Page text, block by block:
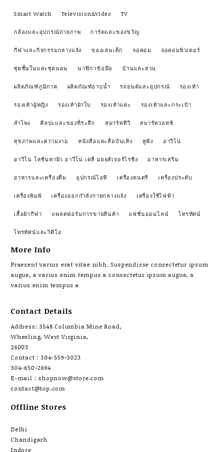
Smart Watch Television&Video TV
กล้องและอุปกรณ์ถ่ายภาพ การ์ดและของขวัญ
กีฬาและกิจกรรมกลางแจ้ง ของเล่นเด็ก จอคอม จอคอมพิวเตอร์
ชุดชั้นในและชุดนอน นาฬิกาข้อมือ บ้านและสวน
ผลิตภัณฑ์ภูมิภาค ผลิตภัณฑ์อาบน้ำ รถยนต์และอุปกรณ์ รองเท้า
รองเท้าผู้หญิง รองเท้าผ้าใบ รองเท้าแตะ รองเท้าและกระเป๋า
ลำโพง ศิลปะและของที่ระลึก สมาร์ททีวี สมาร์ทวอทช์
สุขภาพและความงาม หนังสือและสื่อบันเทิง หูฟัง อาวีโน่
อาวีโน่ โลชั่นทาผิว อาวีโน่ เดลี่ มอยส์เจอร์ไรซิ่ง อาหารเสริม
อาหารและเครื่องดื่ม อุปกรณ์ไอที เครื่องดนตรี เครื่องประดับ
เครื่องพิมพ์ เครื่องออกกำลังกายกลางแจ้ง เครื่องใช้ไฟฟ้า
เสื้อผ้ากีฬา แพลตฟอร์มการขายสินค้า แฟชั่นออนไลน์ โทรทัศน์
โทรทัศน์และวิดีโอ
More Info
Praesent varius erat vitae nibh. Suspendisse consectetur ipsum
augue, a varius enim tempus a consectetur ipsum augue, a
varius enim tempus a
Contact Details
Address: 3548 Columbia Mine Road,
Wheeling, West Virginia,
26003
Contact : 304-559-3023
304-650-2694
E-mail : shopnow@store.com
contact@top.com
Offline Stores
Delhi
Chandigarh
Indore